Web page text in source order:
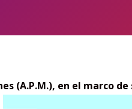
(A.P.M.), en el marco